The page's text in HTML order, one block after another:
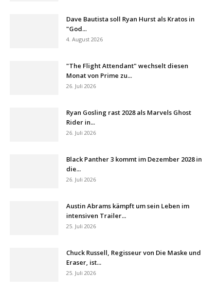
Dave Bautista soll Ryan Hurst als Kratos in
"God...
4. August 2026
"The Flight Attendant" wechselt diesen
Monat von Prime zu...
26. Juli 2026
Ryan Gosling rast 2028 als Marvels Ghost
Rider in...
26. Juli 2026
Black Panther 3 kommt im Dezember 2028 in
die...
26. Juli 2026
Austin Abrams kämpft um sein Leben im
intensiven Trailer...
25. Juli 2026
Chuck Russell, Regisseur von Die Maske und
Eraser, ist...
25. Juli 2026